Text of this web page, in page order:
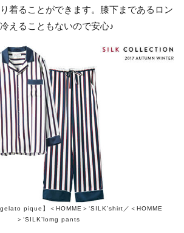
着ることができます。膝下まであるロン
えることもないので安心♪
pique】＜HOMME＞‘SILK’shirt／＜HOMME
＞‘SILK’lomg pants